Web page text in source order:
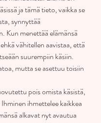
ja tämä tieto, vaikka se
synnyttää
Kun menettää elämänsä
vähitellen aavistaa, että
suurempiin käsiin.
mutta se asettuu toisiin
pois omista käsistä,
ihmettelee kaikkea
alkavat nyt avautua